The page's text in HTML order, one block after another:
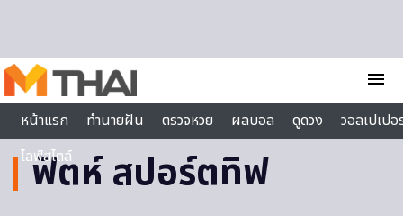
menu
หน้าแรก
ทำนายฝัน ตรวจหวย ผลบอล ดูดวง
วอลเปเป
ไลฟ์สไตล์
ฟัตห์ สปอร์ตทิฟ